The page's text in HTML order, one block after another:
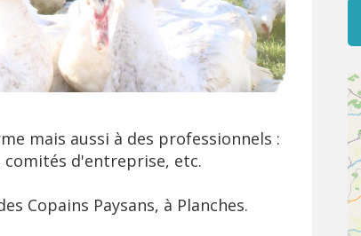
mais aussi à des professionnels :
d'entreprise, etc.
Copains Paysans, à Planches.